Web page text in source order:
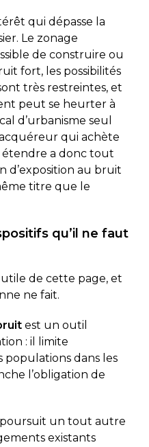
qui dépasse la
Le zonage
de construire ou
fort, les possibilités
très restreintes, et
peut se heurter à
d’urbanisme seul
qui achète
a donc tout
d’exposition au bruit
titre que le
qu’il ne faut
de cette page, et
ne fait.
est un outil
: il limite
populations dans les
l’obligation de
poursuit un tout autre
existants